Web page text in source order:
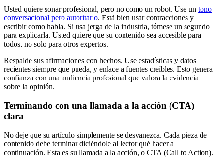
Usted quiere sonar profesional, pero no como un robot. Use un tono
conversacional pero autoritario. Está bien usar contracciones y
escribir como habla. Si usa jerga de la industria, tómese un segundo
para explicarla. Usted quiere que su contenido sea accesible para
todos, no solo para otros expertos.
Respalde sus afirmaciones con hechos. Use estadísticas y datos
recientes siempre que pueda, y enlace a fuentes creíbles. Esto genera
confianza con una audiencia profesional que valora la evidencia
sobre la opinión.
Terminando con una llamada a la acción (CTA)
clara
No deje que su artículo simplemente se desvanezca. Cada pieza de
contenido debe terminar diciéndole al lector qué hacer a
continuación. Esta es su llamada a la acción, o CTA (Call to Action).